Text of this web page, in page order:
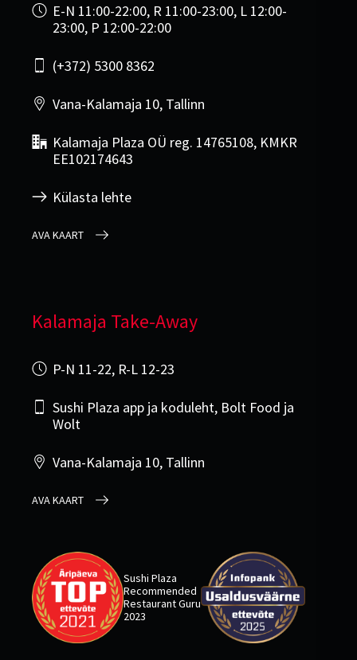
E-N 11:00-22:00, R 11:00-23:00, L 12:00-
23:00, P 12:00-22:00
(+372) 5300 8362
Vana-Kalamaja 10, Tallinn
Kalamaja Plaza OÜ reg. 14765108, KMKR
EE102174643
Külasta lehte
AVA KAART
Kalamaja Take-Away
P-N 11-22, R-L 12-23
Sushi Plaza app ja koduleht, Bolt Food ja
Wolt
Vana-Kalamaja 10, Tallinn
AVA KAART
Sushi Plaza
Recommended
Restaurant Guru
2023